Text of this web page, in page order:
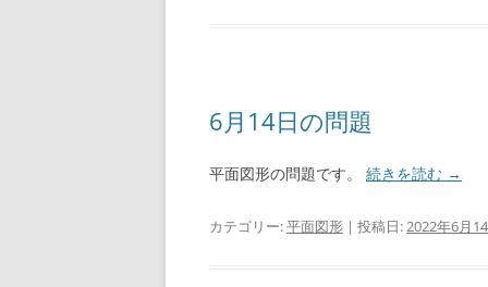
6月14日の問題
平面図形の問題です。 続きを読む →
カテゴリー:平面図形 | 投稿日:2022年6月